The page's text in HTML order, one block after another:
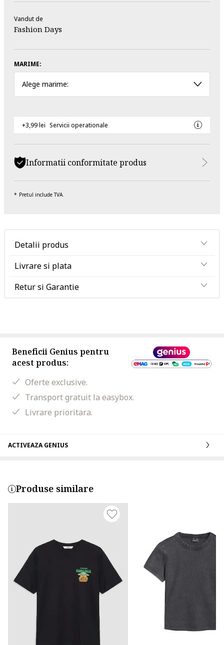
Vandut de
Fashion Days
MARIME:
Alege marime:
+3,99 lei Servicii operationale
Informatii conformitate produs
Pretul include TVA.
Detalii produs
Livrare si plata
Retur si Garantie
Beneficii Genius pentru
acest produs:
Oferte exclusive.
Transport gratuit la easybox.
Livrare prioritara.
ACTIVEAZA GENIUS
Produse similare